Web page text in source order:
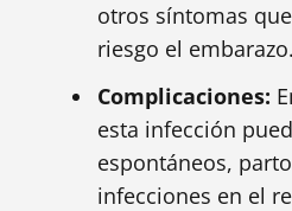
otros síntomas
riesgo el embarazo.
Complicaciones:
esta infección
espontáneos,
infecciones en el